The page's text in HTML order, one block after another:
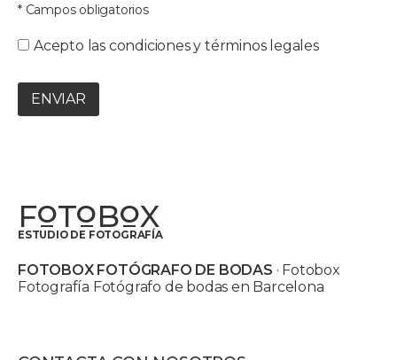
* Campos obligatorios
Acepto las condiciones y términos legales
ENVIAR
FOTOBOX
ESTUDIO DE FOTOGRAFÍA
FOTOBOX FOTÓGRAFO DE BODAS · Fotobox
Fotografía Fotógrafo de bodas en Barcelona